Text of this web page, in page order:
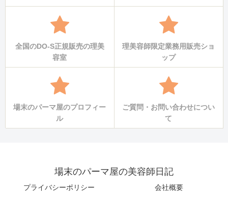
全国のDO-S正規販売の理美
容室
理美容師限定業務用販売ショ
ップ
場末のパーマ屋のプロフィー
ル
ご質問・お問い合わせについ
て
場末のパーマ屋の美容師日記
プライバシーポリシー 会社概要